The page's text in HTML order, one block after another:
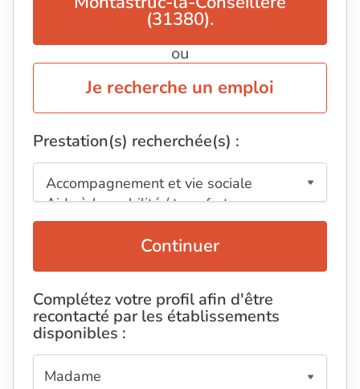
(31380).
ou
Je recherche un emploi
Prestation(s) recherchée(s) :
Continuer
Complétez votre profil afin d'être
recontacté par les établissements
disponibles :